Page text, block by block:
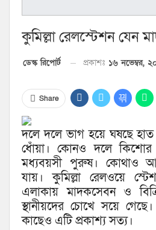
কুমিল্লা রেলস্টেশন যেন
ডেস্ক রিপোর্ট প্রকাশঃ ১৬ নভেম্বর,
Share
দলে দলে ভাগ হয়ে ঘষছে
ধোঁয়া। কোনও দলে
মধ্যবয়সী পুরুষ। কোথাও
যায়। কুমিল্লা রেলওয়ে
এলাকায় মাদকসেবন ও
স্থানীয়দের চোখে সয়ে
কাছেও এটি প্রকাশ্য সত্য।